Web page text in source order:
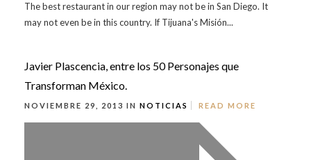
The best restaurant in our region may not be in San Diego. It
may not even be in this country. If Tijuana's Misión...
Javier Plascencia, entre los 50 Personajes que
Transforman México.
NOVIEMBRE 29, 2013 IN NOTICIAS READ MORE